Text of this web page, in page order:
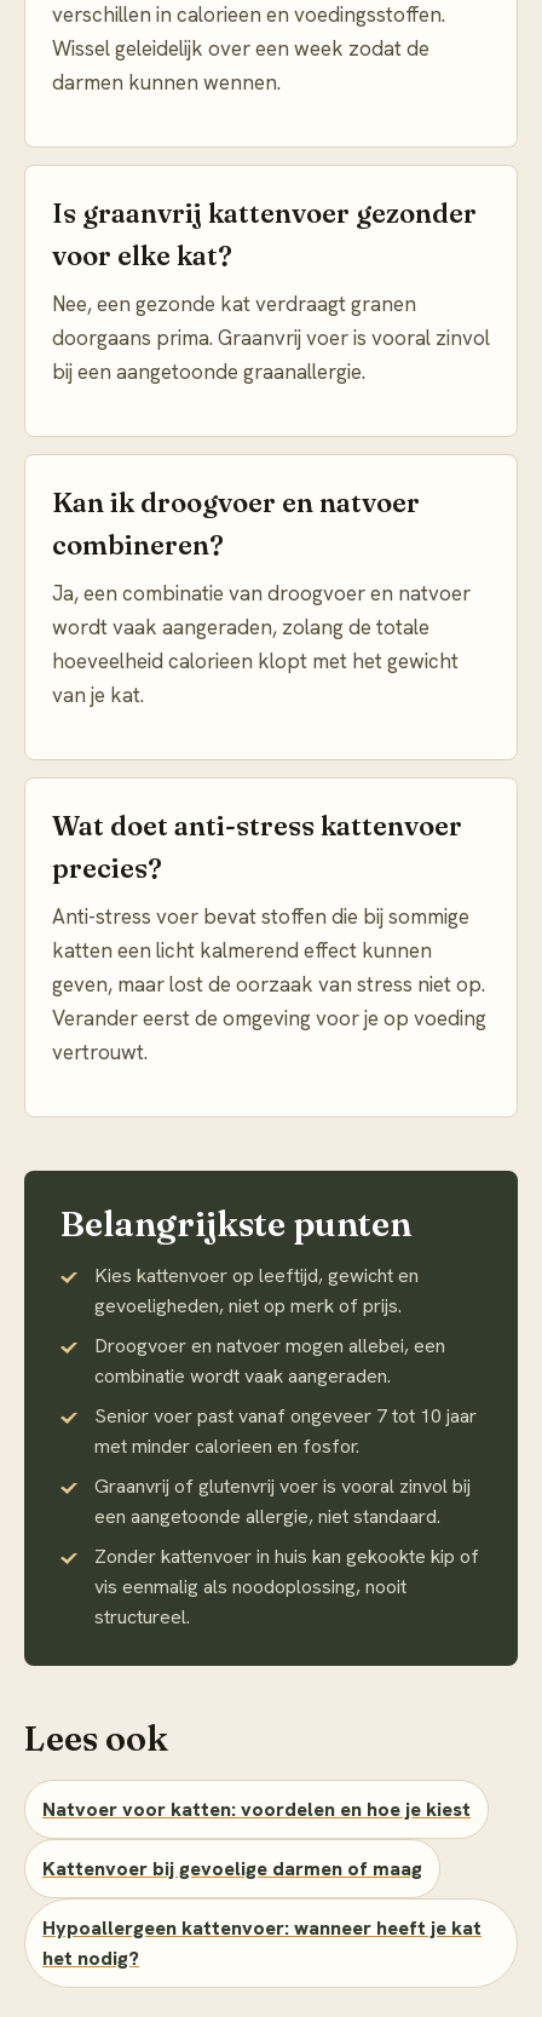
verschillen in calorieen en voedingsstoffen.
Wissel geleidelijk over een week zodat de
darmen kunnen wennen.
Is graanvrij kattenvoer gezonder
voor elke kat?
Nee, een gezonde kat verdraagt granen
doorgaans prima. Graanvrij voer is vooral zinvol
bij een aangetoonde graanallergie.
Kan ik droogvoer en natvoer
combineren?
Ja, een combinatie van droogvoer en natvoer
wordt vaak aangeraden, zolang de totale
hoeveelheid calorieen klopt met het gewicht
van je kat.
Wat doet anti-stress kattenvoer
precies?
Anti-stress voer bevat stoffen die bij sommige
katten een licht kalmerend effect kunnen
geven, maar lost de oorzaak van stress niet op.
Verander eerst de omgeving voor je op voeding
vertrouwt.
Belangrijkste punten
Kies kattenvoer op leeftijd, gewicht en
gevoeligheden, niet op merk of prijs.
Droogvoer en natvoer mogen allebei, een
combinatie wordt vaak aangeraden.
Senior voer past vanaf ongeveer 7 tot 10 jaar
met minder calorieen en fosfor.
Graanvrij of glutenvrij voer is vooral zinvol bij
een aangetoonde allergie, niet standaard.
Zonder kattenvoer in huis kan gekookte kip of
vis eenmalig als noodoplossing, nooit
structureel.
Lees ook
Natvoer voor katten: voordelen en hoe je kiest
Kattenvoer bij gevoelige darmen of maag
Hypoallergeen kattenvoer: wanneer heeft je kat
het nodig?